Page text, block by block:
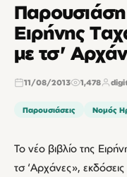
Παρουσιάση
Ειρήνης
με τσ'
11/08/2013 1,478
Παρουσιάσεις Νομός
Το νέο βιβλίο της
τσ ‘Αρχάνες»,